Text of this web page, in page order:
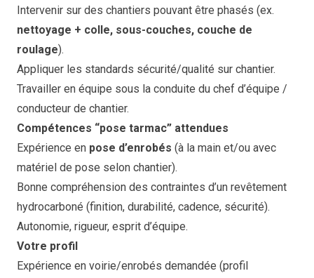
Intervenir sur des chantiers pouvant être phasés (ex.
nettoyage + colle, sous-couches, couche de
roulage).
Appliquer les standards sécurité/qualité sur chantier.
Travailler en équipe sous la conduite du chef d’équipe /
conducteur de chantier.
Compétences “pose tarmac” attendues
Expérience en pose d’enrobés (à la main et/ou avec
matériel de pose selon chantier).
Bonne compréhension des contraintes d’un revêtement
hydrocarboné (finition, durabilité, cadence, sécurité).
Autonomie, rigueur, esprit d’équipe.
Votre profil
Expérience en voirie/enrobés demandée (profil